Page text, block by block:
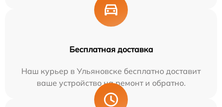
Бесплатная доставка
Наш курьер в Ульяновске бесплатно доставит
ваше устройство на ремонт и обратно.